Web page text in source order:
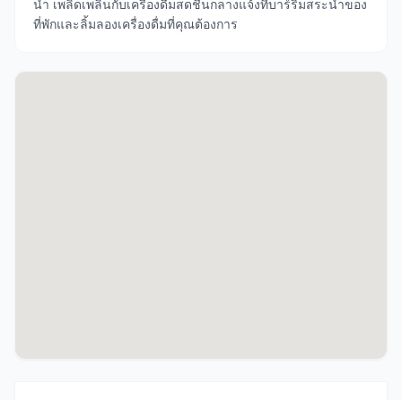
น้ำ เพลิดเพลินกับเครื่องดื่มสดชื่นกลางแจ้งที่บาร์ริมสระน้ำของ
ที่พักและลิ้มลองเครื่องดื่มที่คุณต้องการ